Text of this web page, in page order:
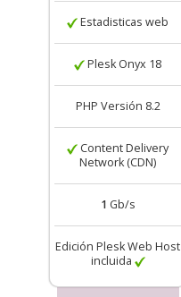
Estadisticas web
Plesk Onyx 18
PHP Versión 8.2
Content Delivery
Network (CDN)
1 Gb/s
Edición Plesk Web Host
incluida